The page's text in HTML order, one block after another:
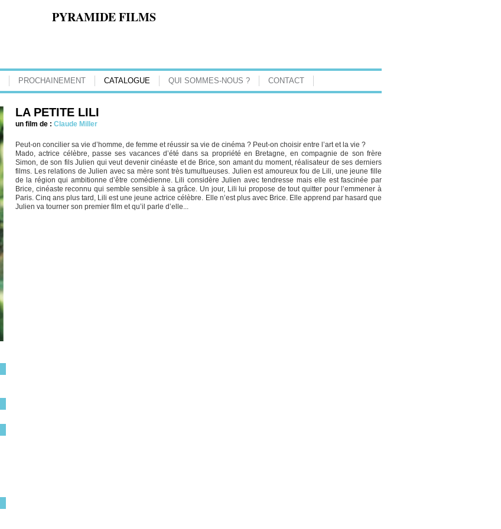
PYRAMIDE FILMS
PROCHAINEMENT CATALOGUE QUI SOMMES-NOUS ? CONTACT
LA PETITE LILI
un film de : Claude Miller
Peut-on concilier sa vie d’homme, de femme et réussir sa vie de cinéma ? Peut-on choisir entre l’art et la vie ?
Mado, actrice célèbre, passe ses vacances d’été dans sa propriété en Bretagne, en compagnie de son frère
Simon, de son fils Julien qui veut devenir cinéaste et de Brice, son amant du moment, réalisateur de ses derniers
films. Les relations de Julien avec sa mère sont très tumultueuses. Julien est amoureux fou de Lili, une jeune fille
de la région qui ambitionne d’être comédienne. Lili considère Julien avec tendresse mais elle est fascinée par
Brice, cinéaste reconnu qui semble sensible à sa grâce. Un jour, Lili lui propose de tout quitter pour l’emmener à
Paris. Cinq ans plus tard, Lili est une jeune actrice célèbre. Elle n’est plus avec Brice. Elle apprend par hasard que
Julien va tourner son premier film et qu’il parle d’elle...